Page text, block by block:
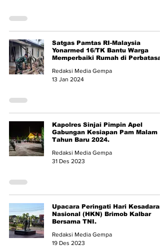
Satgas Pamtas RI-Malaysia
Yonarmed 16/TK Bantu Warga
Memperbaiki Rumah di
Redaksi Media Gempa
13 Jan 2024
Kapolres Sinjai Pimpin Apel
Gabungan Kesiapan Pam Malam
Tahun Baru 2024.
Redaksi Media Gempa
31 Des 2023
Upacara Peringati Hari Kesadaran
Nasional (HKN) Brimob Kalbar
Bersama TNI.
Redaksi Media Gempa
19 Des 2023